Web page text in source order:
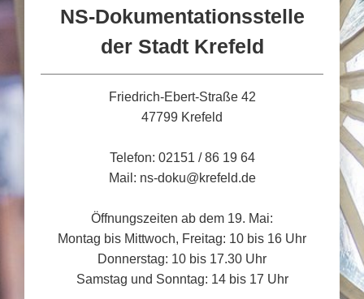
NS-Dokumentationsstelle
der Stadt Krefeld
Friedrich-Ebert-Straße 42
47799 Krefeld
Telefon: 02151 / 86 19 64
Mail: ns-doku@krefeld.de
Öffnungszeiten ab dem 19. Mai:
Montag bis Mittwoch, Freitag: 10 bis 16 Uhr
Donnerstag: 10 bis 17.30 Uhr
Samstag und Sonntag: 14 bis 17 Uhr